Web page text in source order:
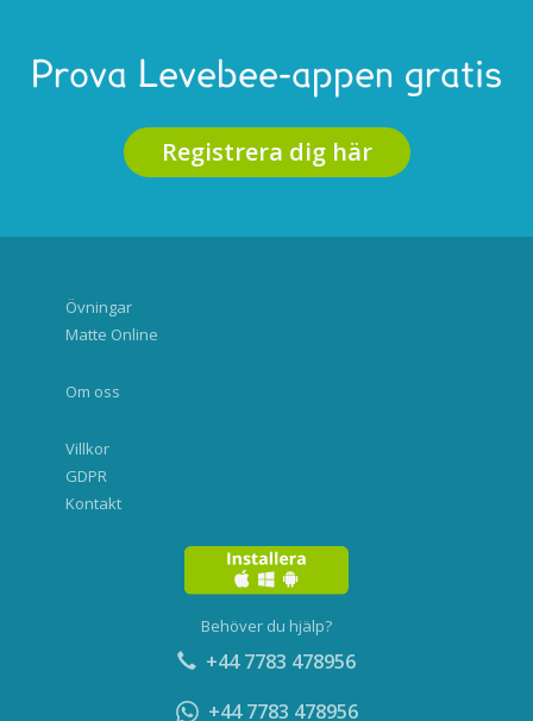
Prova Levebee-appen gratis
Registrera dig här
Övningar
Matte Online
Om oss
Villkor
GDPR
Kontakt
Behöver du hjälp?
+44 7783 478956
+44 7783 478956